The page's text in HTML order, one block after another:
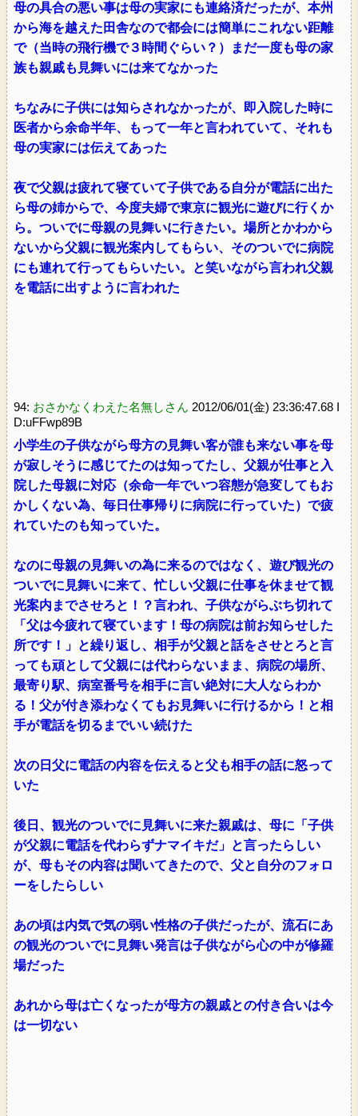
母の具合の悪い事は母の実家にも連絡済だったが、本州
から海を越えた田舎なので都会には簡単にこれない距離
で（当時の飛行機で３時間ぐらい？）まだ一度も母の家
族も親戚も見舞いには来てなかった
ちなみに子供には知らされなかったが、即入院した時に
医者から余命半年、もって一年と言われていて、それも
母の実家には伝えてあった
夜で父親は疲れて寝ていて子供である自分が電話に出た
ら母の姉からで、今度夫婦で東京に観光に遊びに行くか
ら。ついでに母親の見舞いに行きたい。場所とかわから
ないから父親に観光案内してもらい、そのついでに病院
にも連れて行ってもらいたい。と笑いながら言われ父親
を電話に出すように言われた
94: おさかなくわえた名無しさん 2012/06/01(金) 23:36:47.68 I
D:uFFwp89B
小学生の子供ながら母方の見舞い客が誰も来ない事を母
が寂しそうに感じてたのは知ってたし、父親が仕事と入
院した母親に対応（余命一年でいつ容態が急変してもお
かしくない為、毎日仕事帰りに病院に行っていた）で疲
れていたのも知っていた。
なのに母親の見舞いの為に来るのではなく、遊び観光の
ついでに見舞いに来て、忙しい父親に仕事を休ませて観
光案内までさせろと！？言われ、子供ながらぶち切れて
「父は今疲れて寝ています！母の病院は前お知らせした
所です！」と繰り返し、相手が父親と話をさせとろと言
っても頑として父親には代わらないまま、病院の場所、
最寄り駅、病室番号を相手に言い絶対に大人ならわか
る！父が付き添わなくてもお見舞いに行けるから！と相
手が電話を切るまでいい続けた
次の日父に電話の内容を伝えると父も相手の話に怒って
いた
後日、観光のついでに見舞いに来た親戚は、母に「子供
が父親に電話を代わらずナマイキだ」と言ったらしい
が、母もその内容は聞いてきたので、父と自分のフォロ
ーをしたらしい
あの頃は内気で気の弱い性格の子供だったが、流石にあ
の観光のついでに見舞い発言は子供ながら心の中が修羅
場だった
あれから母は亡くなったが母方の親戚との付き合いは今
は一切ない